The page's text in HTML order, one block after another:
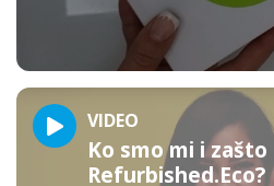
VIDEO
Ko smo mi i
Refurbished.Eco?